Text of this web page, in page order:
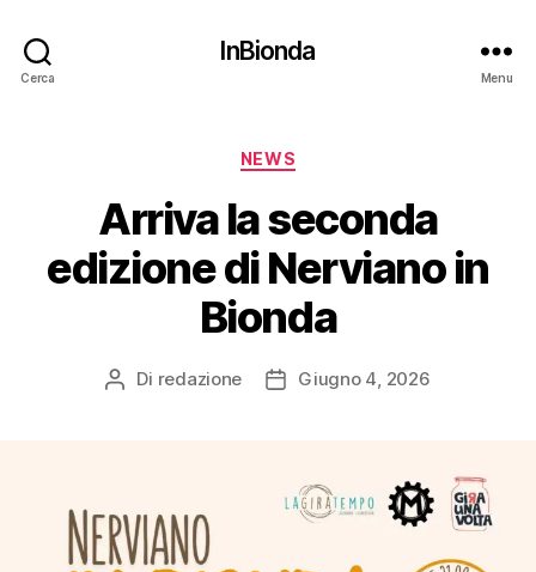
Cerca
InBionda
Menu
Categorie
NEWS
Arriva la seconda
edizione di Nerviano in
Bionda
Autore
Di redazione
DataGiugno 4, 2026